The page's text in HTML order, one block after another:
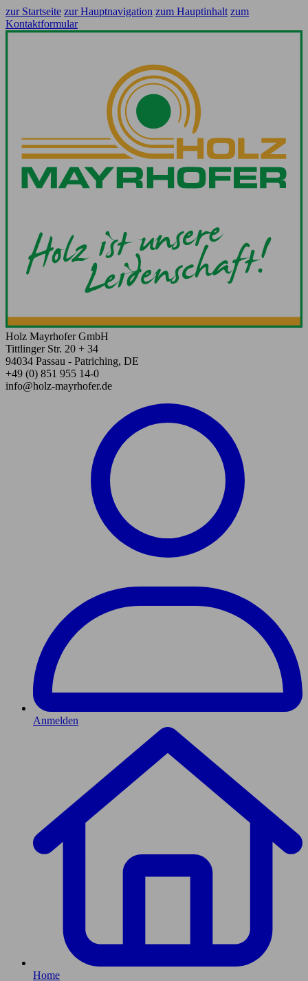
zur Startseite zur Hauptnavigation zum Hauptinhalt zum
Kontaktformular
Holz Mayrhofer GmbH
Tittlinger Str. 20 + 34
94034 Passau - Patriching, DE
+49 (0) 851 955 14-0
info@holz-mayrhofer.de
Anmelden
Home